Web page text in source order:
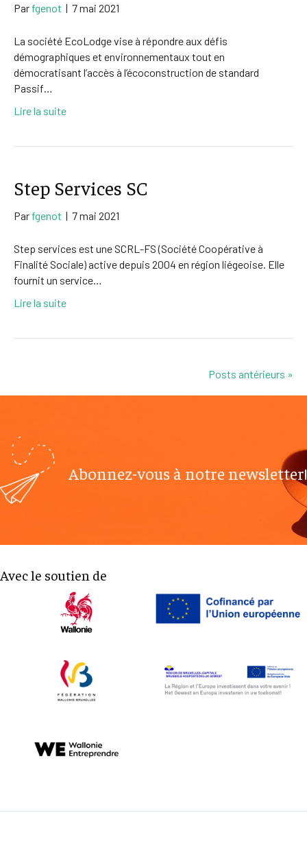
Par fgenot | 7 mai 2021
La société EcoLodge vise à répondre aux défis
démographiques et environnementaux tout en
démocratisant l’accès à l’écoconstruction de standard
Passif…
Lire la suite
Step Services SC
Par fgenot | 7 mai 2021
Step services est une SCRL-FS (Société Coopérative à
Finalité Sociale) active depuis 2004 en région liégeoise. Elle
fournit un service…
Lire la suite
Posts antérieurs »
Abonnez-vous à notre newsletter!
Avec le soutien de